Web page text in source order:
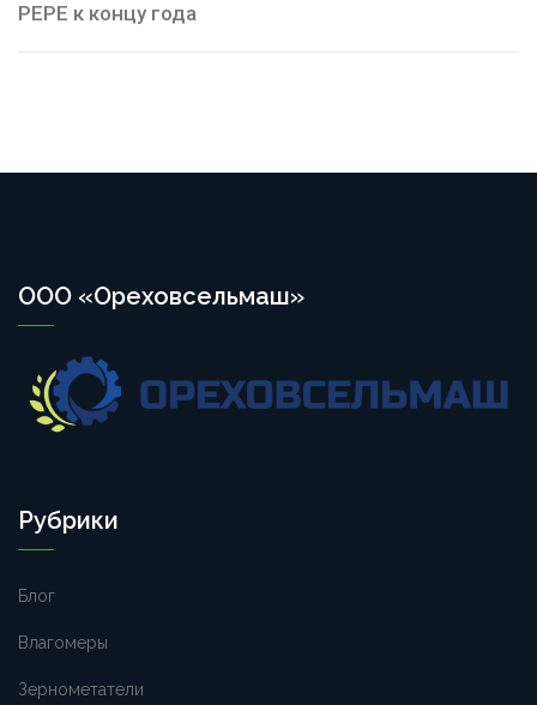
PEPE к концу года
ООО «Ореховсельмаш»
Рубрики
Блог
Влагомеры
Зернометатели